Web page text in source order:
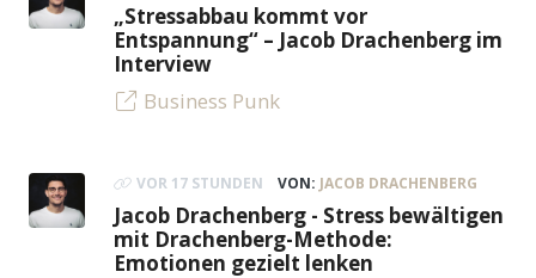
„Stressabbau kommt vor
Entspannung“ – Jacob Drachenberg im
Interview
Business Punk
VOR 17 STUNDEN VON: JACOB DRACHENBERG
Jacob Drachenberg - Stress bewältigen
mit Drachenberg-Methode:
Emotionen gezielt lenken